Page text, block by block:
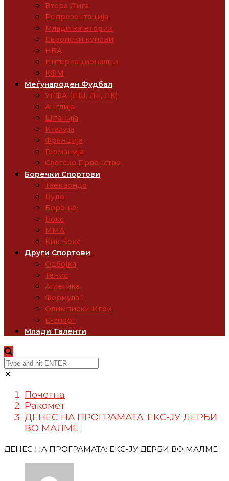
Втора Лига
Репрезентација
Млади категории
Европски купови
НБА
Интернационалци
КФМ
Меѓународен Фудбал
УЕФА (ЛШ, ЛЕ, ЛК)
Англија
Шпанија
Италија
Франција
Германија
Светско Првенство
Боречки Спортови
Таеквондо
Џудо
Борење
Бокс
ММА
Кик Бокс
Други Спортови
Одбојка
Тенис
Атлетика
Формула 1
Олимписки Игри
Е-спорт
Млади Таленти
✕
Почетна
Ракомет
ДЕНЕС НА ПРОГРАМАТА: ЕКС-ЈУ ДЕРБИ
ВО МАЛМЕ
ДЕНЕС НА ПРОГРАМАТА: ЕКС-ЈУ ДЕРБИ ВО МАЛМЕ